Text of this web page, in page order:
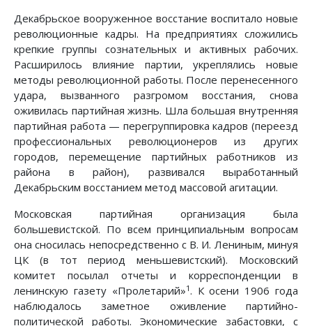
Декабрьское вооруженное восстание воспитало новые
революционные кадры. На предприятиях сложились
крепкие группы сознательных и активных рабочих.
Расширилось влияние партии, укреплялись новые
методы революционной работы. После перенесенного
удара, вызванного разгромом восстания, снова
оживилась партийная жизнь. Шла большая внутренняя
партийная работа — перегруппировка кадров (переезд
профессиональных революционеров из других
городов, перемещение партийных работников из
района в район), развивался выработанный
Декабрьским восстанием метод массовой агитации.
Московская партийная организация была
большевистской. По всем принципиальным вопросам
она сносилась непосредственно с В. И. Лениным, минуя
ЦК (в тот период меньшевистский). Московский
комитет посылал отчеты и корреспонденции в
ленинскую газету «Пролетарий»1. К осени 1906 года
наблюдалось заметное оживление партийно-
политической работы. Экономические забастовки, с